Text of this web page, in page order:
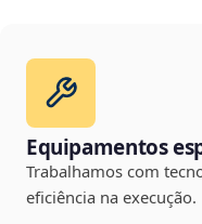
Equipamentos
Trabalhamos com
eficiência na execução.